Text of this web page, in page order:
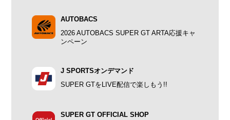
AUTOBACS
2026 AUTOBACS SUPER GT ARTA応援キャ
ンペーン
J SPORTSオンデマンド
SUPER GTをLIVE配信で楽しもう!!
SUPER GT OFFICIAL SHOP